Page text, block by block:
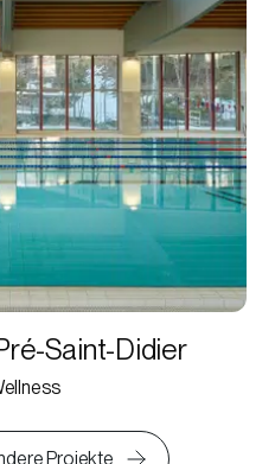
Saint-Didier
Projekte